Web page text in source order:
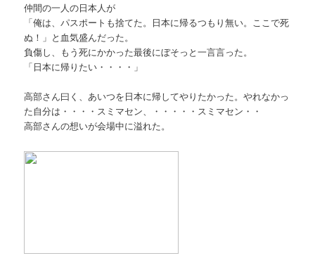
仲間の一人の日本人が
「俺は、パスポートも捨てた。日本に帰るつもり無い。ここで死
ぬ！」と血気盛んだった。
負傷し、もう死にかかった最後にぼそっと一言言った。
「日本に帰りたい・・・・」
高部さん曰く、あいつを日本に帰してやりたかった。やれなかっ
た自分は・・・・スミマセン、・・・・・スミマセン・・
高部さんの想いが会場中に溢れた。